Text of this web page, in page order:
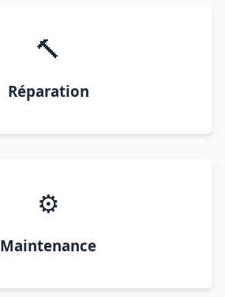
🔨
Réparation
⚙️
Maintenance